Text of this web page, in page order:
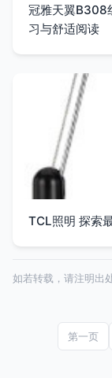
冠雅天翼B308
习与舒适阅读
TCL照明 探索
如若转载，请注明
第一页